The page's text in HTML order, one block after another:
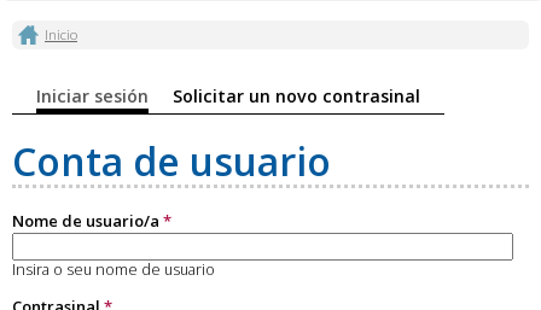
Vostede está aquí
Inicio
Pestanas principais
Iniciar sesión (solapa activa)
Solicitar un novo contrasinal
Conta de usuario
Nome de usuario/a *
Insira o seu nome de usuario